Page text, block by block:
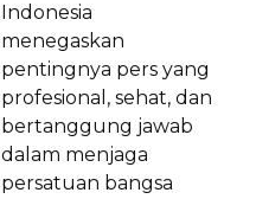
Indonesia
menegaskan
pentingnya pers yang
profesional, sehat, dan
bertanggung jawab
dalam menjaga
persatuan bangsa